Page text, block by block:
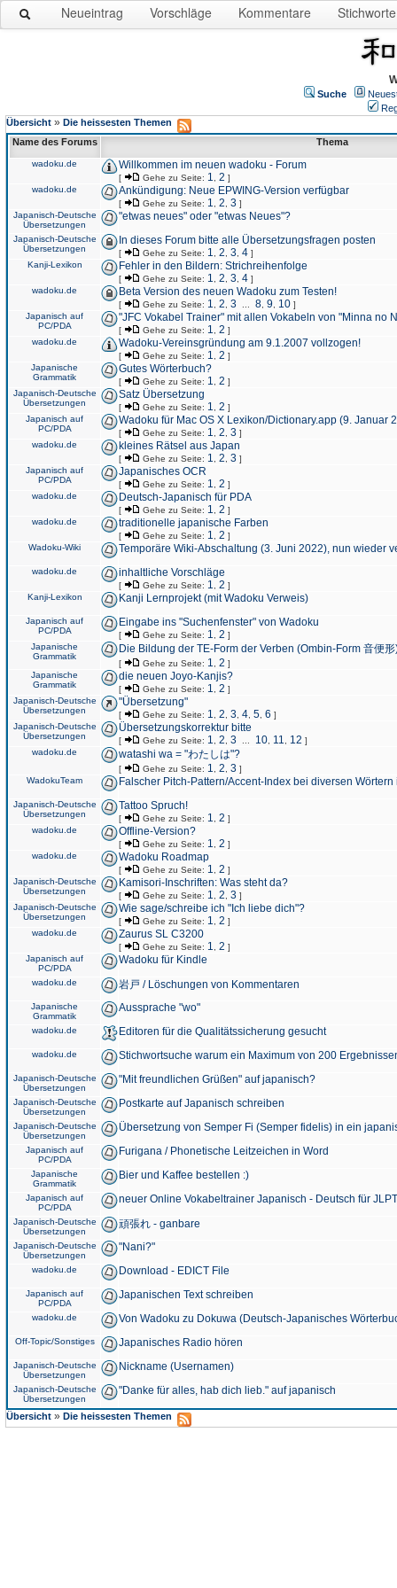
Neueintrag Vorschläge Kommentare Stichworte
Suche
Übersicht » Die heissesten Themen
Name des Forums
Thema
wadoku.de Willkommen im neuen wadoku - Forum
[ Gehe zu Seite: 1 2 ]
wadoku.de
Ankündigung: Neue EPWING-Version verfügbar
[ Gehe zu Seite: 1 2 3 ]
Japanisch-Deutsche
Übersetzungen
"etwas neues" oder "etwas Neues"?
Japanisch-Deutsche
Übersetzungen
In dieses Forum bitte alle Übersetzungsfragen posten
[ Gehe zu Seite: 1 2 3 4 ]
Kanji-Lexikon
Fehler in den Bildern: Strichreihenfolge
[ Gehe zu Seite: 1 2 3 4 ]
wadoku.de
Beta Version des neuen Wadoku zum Testen!
[ Gehe zu Seite: 1 2 3 8 9 10 ]
Japanisch auf
PC/PDA
"JFC Vokabel Trainer" mit allen Vokabeln von "Minna no
[ Gehe zu Seite: 1 2 ]
wadoku.de
Wadoku-Vereinsgründung am 9.1.2007 vollzogen!
[ Gehe zu Seite: 1 2 ]
Japanische
Grammatik
Gutes Wörterbuch?
[ Gehe zu Seite: 1 2 ]
Japanisch-Deutsche
Übersetzungen
Satz Übersetzung
[ Gehe zu Seite: 1 2 ]
Japanisch auf
PC/PDA
Wadoku für Mac OS X Lexikon/Dictionary.app (9. Januar
[ Gehe zu Seite: 1 2 3 ]
wadoku.de
kleines Rätsel aus Japan
[ Gehe zu Seite: 1 2 3 ]
Japanisch auf
PC/PDA
Japanisches OCR
[ Gehe zu Seite: 1 2 ]
wadoku.de
Deutsch-Japanisch für PDA
[ Gehe zu Seite: 1 2 ]
wadoku.de
traditionelle japanische Farben
[ Gehe zu Seite: 1 2 ]
Wadoku-Wiki
Temporäre Wiki-Abschaltung (3. Juni 2022), nun wieder
wadoku.de inhaltliche Vorschläge
[ Gehe zu Seite: 1 2 ]
Kanji-Lexikon
Kanji Lernprojekt (mit Wadoku Verweis)
Japanisch auf
PC/PDA
Eingabe ins "Suchenfenster" von Wadoku
[ Gehe zu Seite: 1 2 ]
Japanische
Grammatik
Die Bildung der TE-Form der Verben (Ombin-Form 音便形
[ Gehe zu Seite: 1 2 ]
Japanische
Grammatik
die neuen Joyo-Kanjis?
[ Gehe zu Seite: 1 2 ]
Japanisch-Deutsche
Übersetzungen
"Übersetzung"
[ Gehe zu Seite: 1 2 3 4 5 6 ]
Japanisch-Deutsche
Übersetzungen
Übersetzungskorrektur bitte
[ Gehe zu Seite: 1 2 3 10 11 12 ]
wadoku.de
watashi wa = "わたしは"?
[ Gehe zu Seite: 1 2 3 ]
WadokuTeam
Falscher Pitch-Pattern/Accent-Index bei diversen
Japanisch-Deutsche
Übersetzungen
Tattoo Spruch!
[ Gehe zu Seite: 1 2 ]
wadoku.de
Offline-Version?
[ Gehe zu Seite: 1 2 ]
wadoku.de
Wadoku Roadmap
[ Gehe zu Seite: 1 2 ]
Japanisch-Deutsche
Übersetzungen
Kamisori-Inschriften: Was steht da?
[ Gehe zu Seite: 1 2 3 ]
Japanisch-Deutsche
Übersetzungen
Wie sage/schreibe ich "Ich liebe dich"?
[ Gehe zu Seite: 1 2 ]
wadoku.de
Zaurus SL C3200
[ Gehe zu Seite: 1 2 ]
Japanisch auf
PC/PDA
Wadoku für Kindle
wadoku.de 岩戸 / Löschungen von Kommentaren
Japanische
Grammatik
Aussprache "wo"
wadoku.de Editoren für die Qualitätssicherung gesucht
wadoku.de Stichwortsuche warum ein Maximum von 200
Japanisch-Deutsche
Übersetzungen
"Mit freundlichen Grüßen" auf japanisch?
Japanisch-Deutsche
Übersetzungen
Postkarte auf Japanisch schreiben
Japanisch-Deutsche
Übersetzungen
Übersetzung von Semper Fi (Semper fidelis) in ein
Japanisch auf
PC/PDA
Furigana / Phonetische Leitzeichen in Word
Japanische
Grammatik
Bier und Kaffee bestellen :)
Japanisch auf
PC/PDA
neuer Online Vokabeltrainer Japanisch - Deutsch für
Japanisch-Deutsche
Übersetzungen
頑張れ - ganbare
Japanisch-Deutsche
Übersetzungen
"Nani?"
wadoku.de Download - EDICT File
Japanisch auf
PC/PDA
Japanischen Text schreiben
wadoku.de Von Wadoku zu Dokuwa (Deutsch-Japanisches
Off-Topic/Sonstiges Japanisches Radio hören
Japanisch-Deutsche
Übersetzungen
Nickname (Usernamen)
Japanisch-Deutsche
Übersetzungen
"Danke für alles, hab dich lieb." auf japanisch
Übersicht » Die heissesten Themen